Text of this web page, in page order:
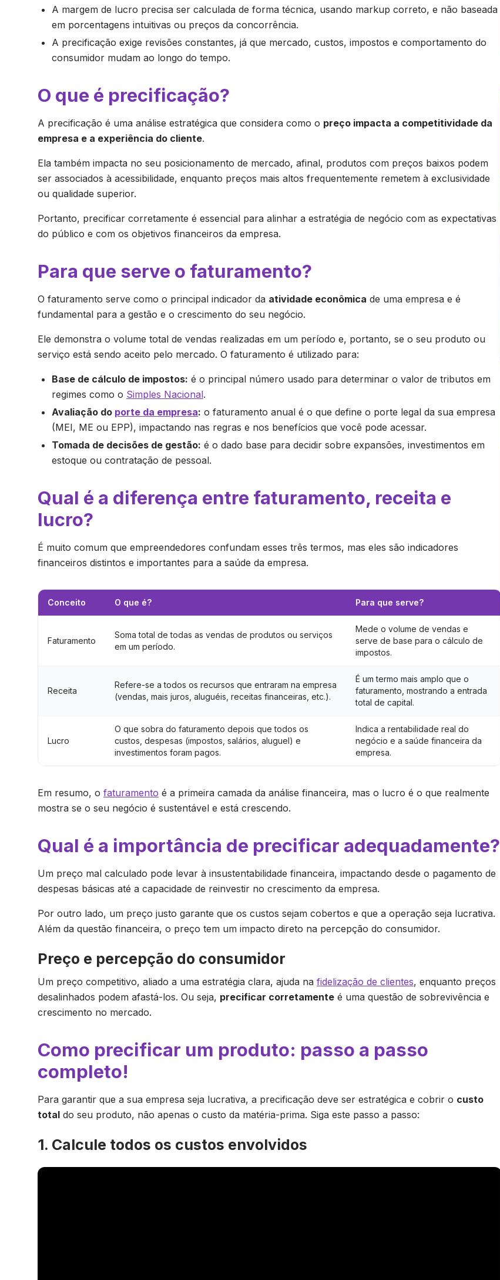
A margem de lucro precisa ser calculada de forma técnica, usando markup correto, e não baseada
em porcentagens intuitivas ou preços da concorrência.
A precificação exige revisões constantes, já que mercado, custos, impostos e comportamento do
consumidor mudam ao longo do tempo.
O que é precificação?
A precificação é uma análise estratégica que considera como o preço impacta a competitividade da
empresa e a experiência do cliente.
Ela também impacta no seu posicionamento de mercado, afinal, produtos com preços baixos podem
ser associados à acessibilidade, enquanto preços mais altos frequentemente remetem à exclusividade
ou qualidade superior.
Portanto, precificar corretamente é essencial para alinhar a estratégia de negócio com as expectativas
do público e com os objetivos financeiros da empresa.
Para que serve o faturamento?
O faturamento serve como o principal indicador da atividade econômica de uma empresa e é
fundamental para a gestão e o crescimento do seu negócio.
Ele demonstra o volume total de vendas realizadas em um período e, portanto, se o seu produto ou
serviço está sendo aceito pelo mercado. O faturamento é utilizado para:
Base de cálculo de impostos: é o principal número usado para determinar o valor de tributos em
regimes como o Simples Nacional.
Avaliação do porte da empresa: o faturamento anual é o que define o porte legal da sua empresa
(MEI, ME ou EPP), impactando nas regras e nos benefícios que você pode acessar.
Tomada de decisões de gestão: é o dado base para decidir sobre expansões, investimentos em
estoque ou contratação de pessoal.
Qual é a diferença entre faturamento, receita e
lucro?
É muito comum que empreendedores confundam esses três termos, mas eles são indicadores
financeiros distintos e importantes para a saúde da empresa.
Conceito O que é? Para que serve?
Faturamento
Soma total de todas as vendas de produtos ou serviços
em um período.
Mede o volume de vendas e
serve de base para o cálculo de
impostos.
Receita
Refere-se a todos os recursos que entraram na empresa
(vendas, mais juros, aluguéis, receitas financeiras, etc.).
É um termo mais amplo que o
faturamento, mostrando a entrada
total de capital.
Lucro
O que sobra do faturamento depois que todos os
custos, despesas (impostos, salários, aluguel) e
investimentos foram pagos.
Indica a rentabilidade real do
negócio e a saúde financeira da
empresa.
Em resumo, o faturamento é a primeira camada da análise financeira, mas o lucro é o que realmente
mostra se o seu negócio é sustentável e está crescendo.
Qual é a importância de precificar adequadamente?
Um preço mal calculado pode levar à insustentabilidade financeira, impactando desde o pagamento de
despesas básicas até a capacidade de reinvestir no crescimento da empresa.
Por outro lado, um preço justo garante que os custos sejam cobertos e que a operação seja lucrativa.
Além da questão financeira, o preço tem um impacto direto na percepção do consumidor.
Preço e percepção do consumidor
Um preço competitivo, aliado a uma estratégia clara, ajuda na fidelização de clientes, enquanto preços
desalinhados podem afastá-los. Ou seja, precificar corretamente é uma questão de sobrevivência e
crescimento no mercado.
Como precificar um produto: passo a passo
completo!
Para garantir que a sua empresa seja lucrativa, a precificação deve ser estratégica e cobrir o custo
total do seu produto, não apenas o custo da matéria-prima. Siga este passo a passo:
1. Calcule todos os custos envolvidos